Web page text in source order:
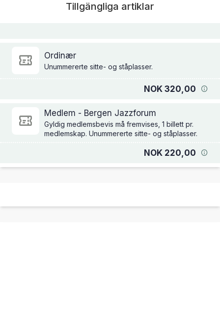
Tillgängliga artiklar
Ordinær
Unummererte sitte- og ståplasser.
NOK 320,00
Medlem - Bergen Jazzforum
Gyldig medlemsbevis må fremvises, 1 billett pr.
medlemskap. Unummererte sitte- og ståplasser.
NOK 220,00